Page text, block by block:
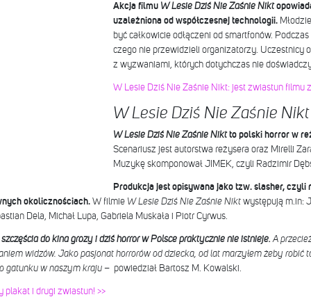
Akcja filmu W Lesie Dziś Nie Zaśnie Nikt
uzależniona od współczesnej technologii.
być całkowicie odłączeni od smartfonów.
czego nie przewidzieli organizatorzy. Uczestnicy
z wyzwaniami, których dotychczas nie
W Lesie Dziś Nie Zaśnie Nikt: jest zwiastun filmu
W Lesie Dziś Nie Zaśnie Nikt
W Lesie Dziś Nie Zaśnie Niktto polski horror w
Scenariusz jest autorstwa reżysera oraz Mirelli
Muzykę skomponował JIMEK, czyli Radzimir
Produkcja jest opisywana jako tzw. slasher,
okolicznościach.W filmie W Lesie Dziś Nie Zaśnie Niktwystępują m.in:
Dela, Michał Lupa, Gabriela Muskała i Piotr Cyrwus.
do kina grozy i dziś horror w Polsce praktycznie nie istnieje. A
widzów. Jako pasjonat horrorów od dziecka, od lat marzyłem żeby robić
gatunku w naszym kraju– powiedział Bartosz M. Kowalski.
plakat i drugi zwiastun! >>